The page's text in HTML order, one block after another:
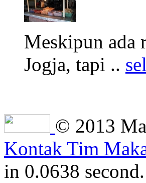
Meskipun ada
Jogja, tapi ..
© 2013
Kontak Tim
in 0.0638 second.